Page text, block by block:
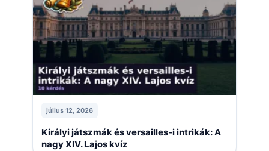
július 12, 2026
Királyi játszmák és versailles-i intrikák: A
nagy XIV. Lajos kvíz